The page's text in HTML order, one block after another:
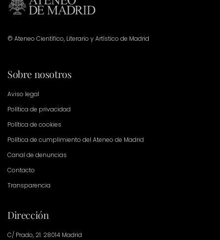
© Ateneo Científico, Literario y Artístico de Madrid
Sobre nosotros
Aviso legal
Política de privacidad
Política de cookies
Política de cumplimiento del Ateneo de Madrid
Canal de denuncias
Contacto
Transparencia
Dirección
C/ Prado, 21. 28014 Madrid